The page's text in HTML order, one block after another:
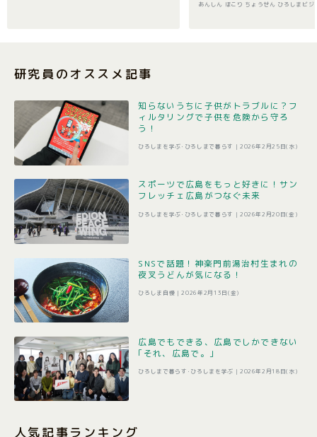
あんしん ほこり ちょうせん ひろしまビジ
研究員のオススメ記事
知らないうちに子供がトラブルに？フ
ィルタリングで子供を危険から守ろ
う！
ひろしまを学ぶ･ひろしまで暮らす | 2026年2月25日(水)
スポーツで広島をもっと好きに！サン
フレッチェ広島がつなぐ未来
ひろしまを学ぶ･ひろしまで暮らす | 2026年2月20日(金)
SNSで話題！神楽門前湯治村生まれの
夜叉うどんが気になる！
ひろしま自慢 |2026年2月13日(金)
広島でもできる、広島でしかできない
｢それ、広島で。｣
ひろしまで暮らす･ひろしまを学ぶ | 2026年2月18日(水)
人気記事ランキング